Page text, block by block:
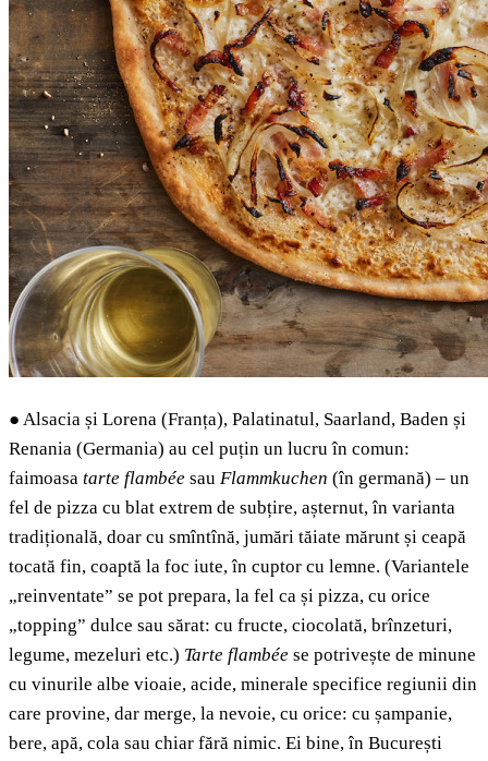
● Alsacia și Lorena (Franța), Palatinatul, Saarland, Baden și
Renania (Germania) au cel puțin un lucru în comun:
faimoasa tarte flambée sau Flammkuchen (în germană) – un
fel de pizza cu blat extrem de subțire, așternut, în varianta
tradițională, doar cu smîntînă, jumări tăiate mărunt și ceapă
tocată fin, coaptă la foc iute, în cuptor cu lemne. (Variantele
„reinventate” se pot prepara, la fel ca și pizza, cu orice
„topping” dulce sau sărat: cu fructe, ciocolată, brînzeturi,
legume, mezeluri etc.) Tarte flambée se potrivește de minune
cu vinurile albe vioaie, acide, minerale specifice regiunii din
care provine, dar merge, la nevoie, cu orice: cu șampanie,
bere, apă, cola sau chiar fără nimic. Ei bine, în București